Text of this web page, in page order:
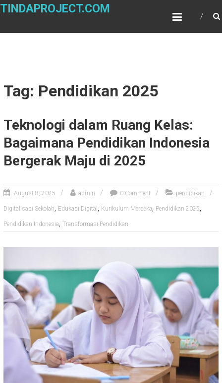
Skip
TINDAPROJECT.COM
Tag: Pendidikan 2025
Teknologi dalam Ruang Kelas:
Bagaimana Pendidikan Indonesia
Bergerak Maju di 2025
August 8, 2025 admin 0 Comment pendidikan
Digitalisasi Sekolah, Edukasi Digital , Kurikulum Merdeka, Pendidikan 2025,
Pendidikan Indonesia, Transformasi Pendidikan